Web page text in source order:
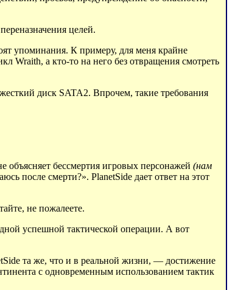
целей.
упоминания. К примеру, для меня крайне
Wraith, а кто-то на него без отвращения смотреть
диск SATA2. Впрочем, такие требования
бессмертия игровых персонажей (нам
после смерти?». PlanetSide дает ответ на этот
не пожалеете.
успешной тактической операции. А вот
та же, что и в реальной жизни, — достижение
с одновременным использованием тактик